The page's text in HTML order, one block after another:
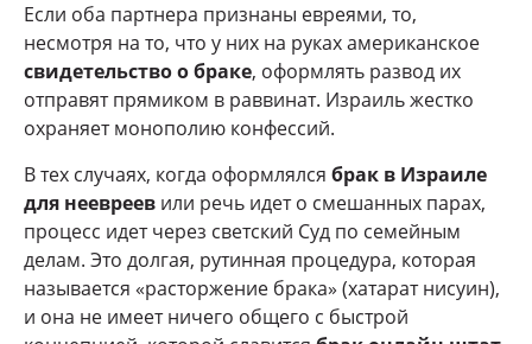
Если оба партнера признаны евреями, то,
несмотря на то, что у них на руках американское
свидетельство о браке, оформлять развод их
отправят прямиком в раввинат. Израиль жестко
охраняет монополию конфессий.
В тех случаях, когда оформлялся брак в Израиле
для неевреев или речь идет о смешанных парах,
процесс идет через светский Суд по семейным
делам. Это долгая, рутинная процедура, которая
называется «расторжение брака» (хатарат нисуин),
и она не имеет ничего общего с быстрой